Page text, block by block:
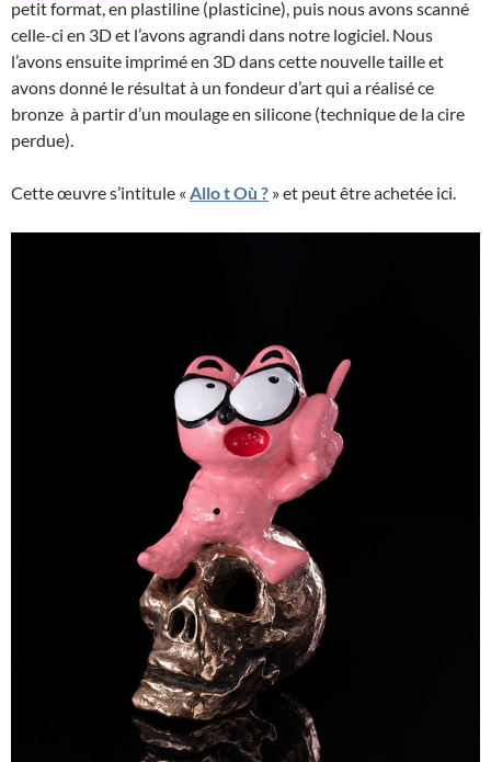
petit format, en plastiline (plasticine), puis nous avons scanné
celle-ci en 3D et l’avons agrandi dans notre logiciel. Nous
l’avons ensuite imprimé en 3D dans cette nouvelle taille et
avons donné le résultat à un fondeur d’art qui a réalisé ce
bronze à partir d’un moulage en silicone (technique de la cire
perdue).
Cette œuvre s’intitule « Allo t Où ? » et peut être achetée ici.